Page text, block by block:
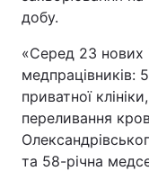
добу.
«Серед 23 нових
медпрацівників:
приватної
переливання
та 58-річна